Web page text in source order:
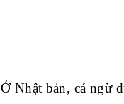
Ở Nhật bản, cá ngừ